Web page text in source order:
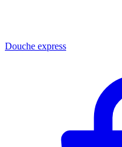
Douche express